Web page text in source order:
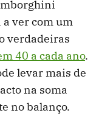
a ver com um
verdadeiras
40 a cada ano.
levar mais de
na soma
no balanço.